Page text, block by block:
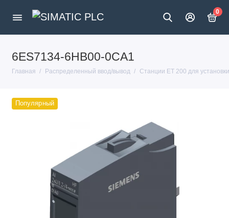
0
6ES7134-6HB00-0CA1
Главная Распределенный ввод/вывод Станции ET 200 для
Популярный